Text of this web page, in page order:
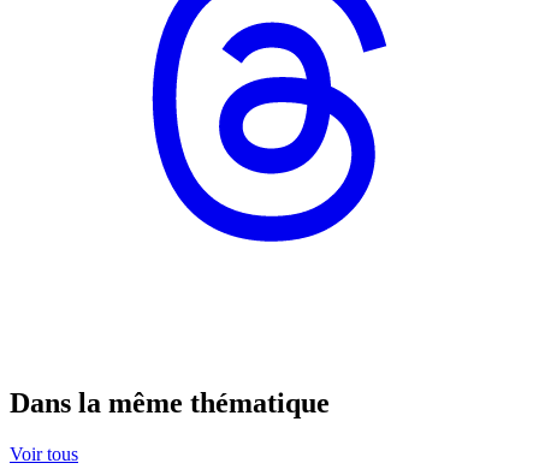
Dans la même thématique
Voir tous